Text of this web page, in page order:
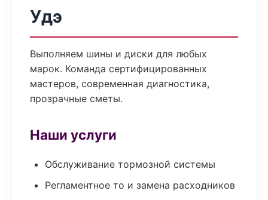
Удэ
Выполняем шины и диски для любых
марок. Команда сертифицированных
мастеров, современная диагностика,
прозрачные сметы.
Наши услуги
Обслуживание тормозной системы
Регламентное то и замена расходников